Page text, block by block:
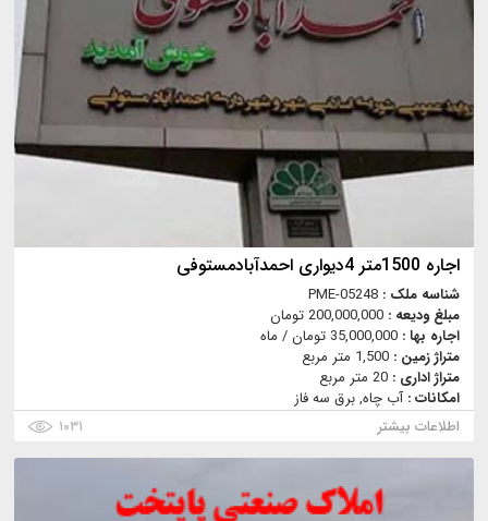
اجاره 1500متر 4دیواری احمدآبادمستوفی
شناسه ملک : PME-05248
مبلغ ودیعه : 200,000,000 تومان
اجاره بها : 35,000,000 تومان / ماه
متراژ زمین : 1,500 متر مربع
متراژ اداری : 20 متر مربع
امکانات :آب چاه, برق سه فاز
اطلاعات بیشتر
۱۰۳۱